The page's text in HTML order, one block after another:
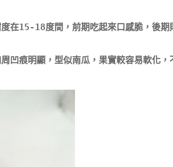
在15-18度間，前期吃起來口感脆，後期
凹痕明顯，型似南瓜，果實較容易軟化，